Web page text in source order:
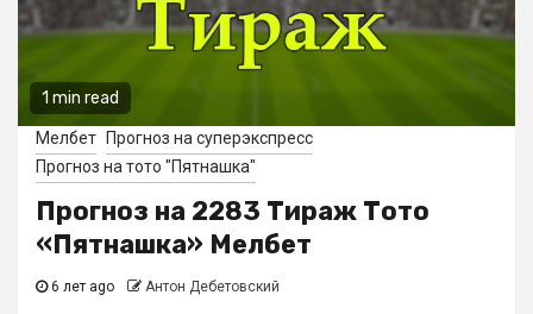
1 min read
Мелбет
Прогноз на суперэкспресс
Прогноз на тото "Пятнашка"
Прогноз на 2283 Тираж Тото
«Пятнашка» Мелбет
6 лет ago Антон Дебетовский